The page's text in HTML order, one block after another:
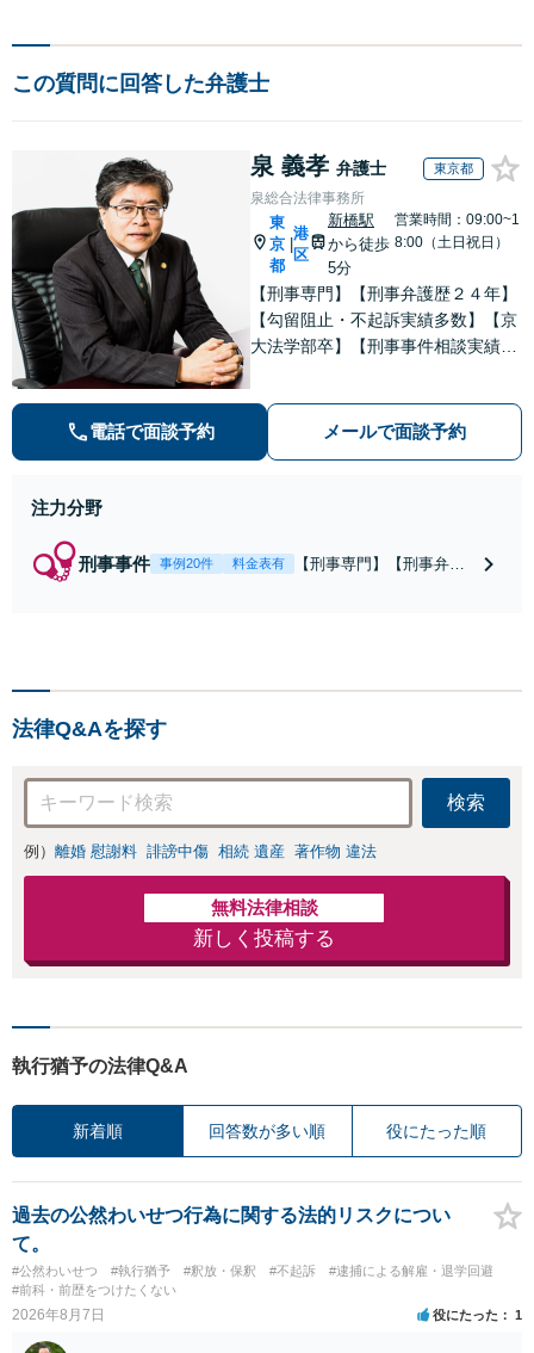
この質問に回答した弁護士
泉 義孝 弁護士 東京都
泉総合法律事務所
東
京
都
港
区
新橋駅
から徒歩
5分
営業時間：09:00~1
8:00（土日祝日）
【刑事専門】【刑事弁護歴２４年】
【勾留阻止・不起訴実績多数】【京
大法学部卒】【刑事事件相談実績77
【弁護士泉義孝が相談、刑事弁護を
担当】【逮捕・勾留でお悩みの方は
電話で面談予約 メールで面談予約
注力分野
刑事事件 事例20件 料金表有
【刑事専門】【刑事弁護
非弁護士泉義孝にご相談
法律Q&Aを探す
検索
例） 離婚 慰謝料 誹謗中傷 相続 遺産 著作物 違法
無料法律相談
新しく投稿する
執行猶予の法律Q&A
新着順 回答数が多い順 役にたった順
過去の公然わいせつ行為に関する法的リスクについ
て。
#公然わいせつ #執行猶予 #釈放・保釈 #不起訴
#逮捕による解雇・退学回避
#前科・前歴をつけたくない
2026年8月7日 役にたった 1